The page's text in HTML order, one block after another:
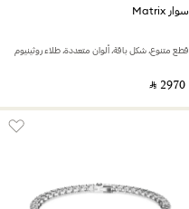
سوار Matrix
قطع متنوع، شكل باقة، ألوان متعددة، طلاء روثينيوم
‎ ⃁ ⁦2970⁩ ‎